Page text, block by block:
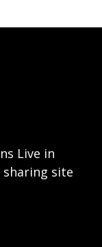
Live in
site